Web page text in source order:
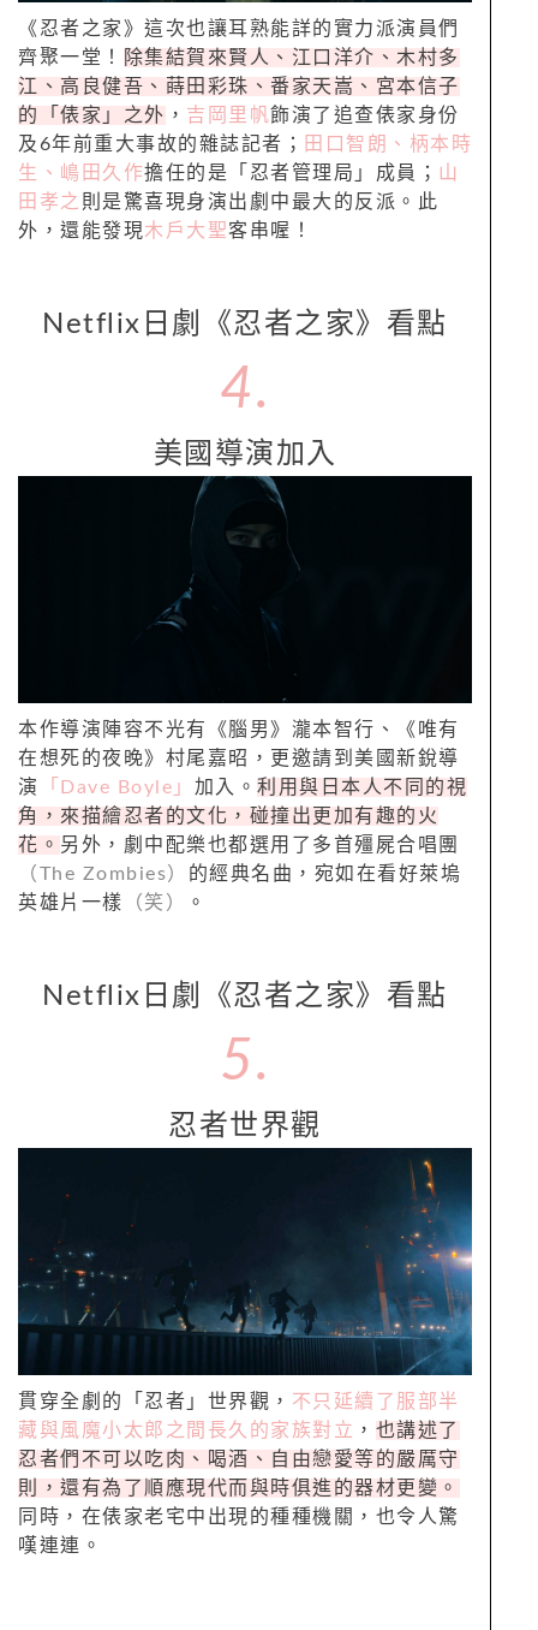
《忍者之家》這次也讓耳熟能詳的實力派演員們
齊聚一堂！
除集結賀來賢人、江口洋介、木村多
江、高良健吾、蒔田彩珠、番家天嵩、宮本信子
的「俵家」之外 ， 吉岡里帆飾演了追查俵家身份
及6年前重大事故的雜誌記者；
田口智朗、柄本時
生、嶋田久作擔任的是「忍者管理局」成員； 山
田孝之 則是驚喜現身演出劇中最大的反派。此
外，還能發現木戶大聖客串喔！
Netflix日劇《忍者之家》看點
4.
美國導演加入
本作導演陣容不光有《腦男》瀧本智行、《唯有
在想死的夜晚》村尾嘉昭，更邀請到美國新銳導
演
「Dave Boyle」 加入。 利用與日本人不同的視
角，來描繪忍者的文化，碰撞出更加有趣的火
花。 另外，劇中配樂也都選用了多首殭屍合唱團
（The Zombies）
的經典名曲，宛如在看好萊塢
英雄片一樣 （笑） 。
Netflix日劇《忍者之家》看點
5.
忍者世界觀
貫穿全劇的「忍者」世界觀， 不只延續了服部半
藏與風魔小太郎之間長久的家族對立 ， 也講述了
忍者們不可以吃肉、喝酒、自由戀愛等的嚴厲守
則，還有為了順應現代而與時俱進的器材更變。
同時，在俵家老宅中出現的種種機關，也令人驚
嘆連連。